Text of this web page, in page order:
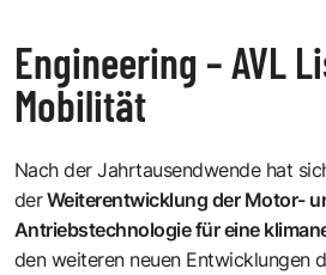
Engineering – AVL
Mobilität
Nach der Jahrtausendwende hat
derWeiterentwicklung der Motor-
Antriebstechnologie für eine
den weiteren neuen Entwicklungen